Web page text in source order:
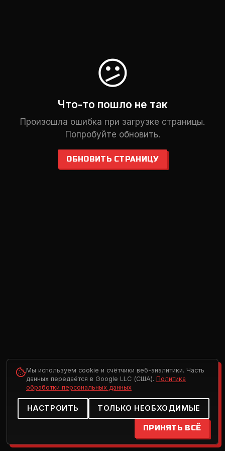
😕
Что-то пошло не так
Произошла ошибка при загрузке страницы.
Попробуйте обновить.
ОБНОВИТЬ СТРАНИЦУ
Мы используем cookie и счётчики веб-аналитики. Часть
данных передаётся в Google LLC (США). Политика
обработки персональных данных
НАСТРОИТЬ ТОЛЬКО НЕОБХОДИМЫЕ
ПРИНЯТЬ ВСЁ